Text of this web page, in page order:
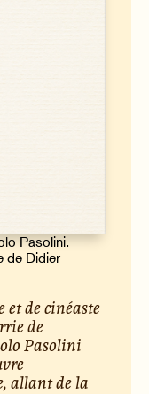
Pasolini.
de Didier
de cinéaste
de
Pasolini
allant de la